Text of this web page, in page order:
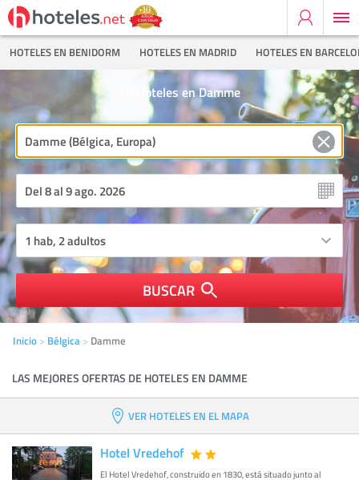
HOTELES EN BENIDORM HOTELES EN MADRID HOTELES EN
Hoteles en Damme
BUSCAR
Inicio Bélgica Damme
LAS MEJORES OFERTAS DE HOTELES EN DAMME
VER HOTELES EN EL MAPA
Hotel Vredehof
El Hotel Vredehof, construido en 1830, está situado junto al